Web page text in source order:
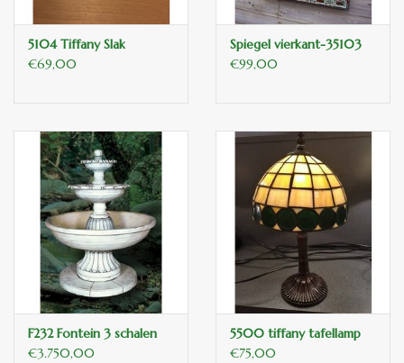
5104 Tiffany Slak
€69,00
Spiegel vierkant-35103
€99,00
F232 Fontein 3 schalen
€3.750,00
5500 tiffany tafellamp
€75,00